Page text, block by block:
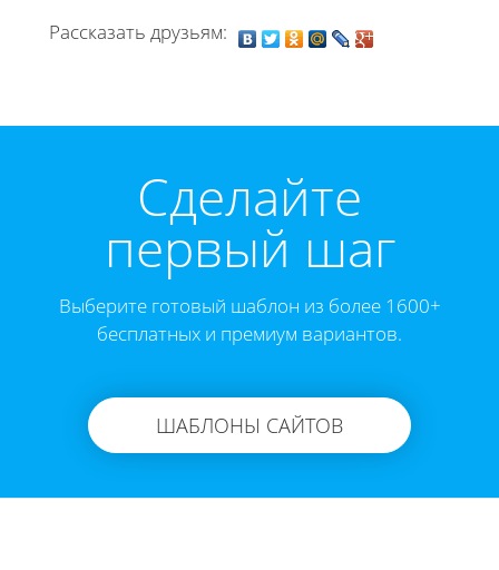
Рассказать друзьям:
Cделайте
первый шаг
Выберите готовый шаблон из более 1600+
бесплатных и премиум вариантов.
ШАБЛОНЫ САЙТОВ